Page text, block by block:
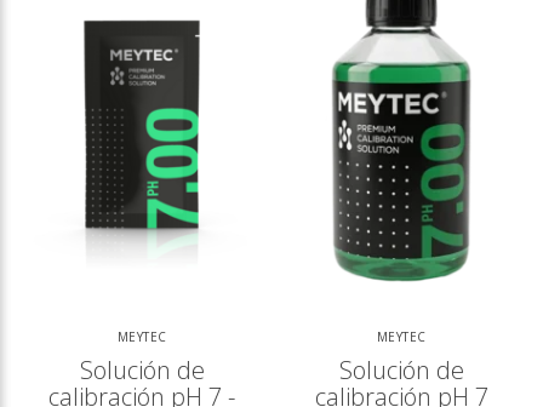
MEYTEC
Solución de
calibración pH 7 -
MEYTEC
Solución de
calibración pH 7